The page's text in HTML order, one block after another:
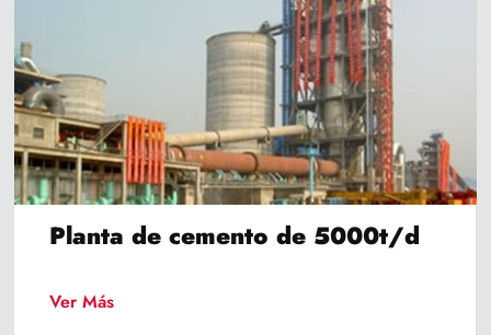
Planta de cemento de 5000t/d
Ver Más